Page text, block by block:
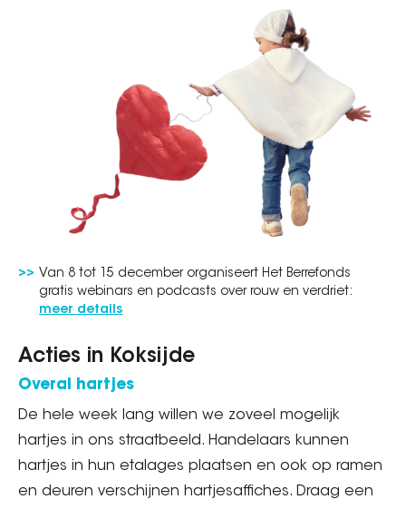
Van 8 tot 15 december organiseert Het Berrefonds
gratis webinars en podcasts over rouw en verdriet:
meer details
Acties in Koksijde
Overal hartjes
De hele week lang willen we zoveel mogelijk
hartjes in ons straatbeeld. Handelaars kunnen
hartjes in hun etalages plaatsen en ook op ramen
en deuren verschijnen hartjesaffiches. Draag een